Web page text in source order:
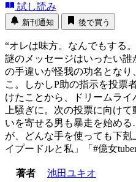
試し読み
新刊通知 後で買う
“オレは味方。なんでもする
謎のメッセージはいったい
の手違いが怪我の功名となり
こ。しかしP助の指示を投票
けたことから、ドリームラ
上騒ぎに。次の投票に向け
いを寄せる男も暴走を始め
が、どんな手を使っても下
イプードルと私」「#億女
著者
池田ユキオ